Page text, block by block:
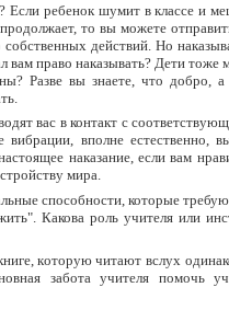
ребенок шумит в классе и
то вы можете
собственных действий. Но
вам право наказывать? Дети тоже
Разве вы знаете, что добро, а
вас в контакт с
вполне естественно,
наказание, если вам
мира.
способности, которые
Какова роль учителя или
которую читают вслух
забота учителя помочь